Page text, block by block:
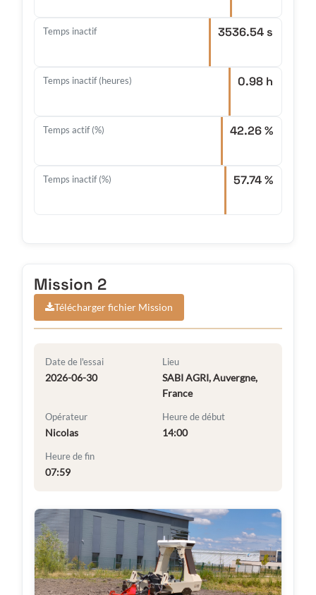
Temps inactif 3536.54 s
Temps inactif (heures) 0.98 h
Temps actif (%) 42.26 %
Temps inactif (%) 57.74 %
Mission 2
Télécharger fichier Mission
Date de l'essai
2026-06-30
Lieu
SABI AGRI, Auvergne,
France
Opérateur
Nicolas
Heure de début
14:00
Heure de fin
07:59